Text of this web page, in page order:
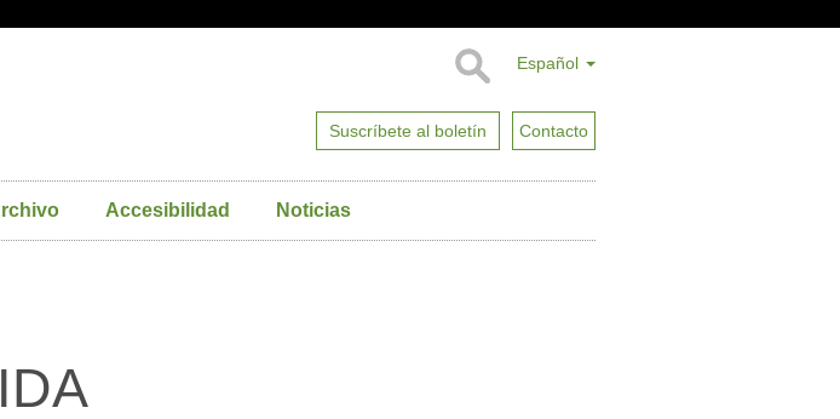
Español
Suscríbete al boletín Contacto
Accesibilidad Noticias